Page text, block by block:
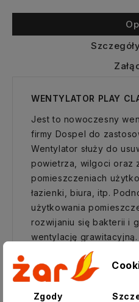
WENTYLATOR PLAY
Jest to nowoczesny
firmy Dospel do
Wentylator służy do
powietrza, wilgoci oraz
pomieszczeniach
łazienki, biura, itp.
użytkowania
rozwijaniu się bakterii i
wentylację grawitacyjną.
Wentylator oparty o
kulkowe,które
Zgody